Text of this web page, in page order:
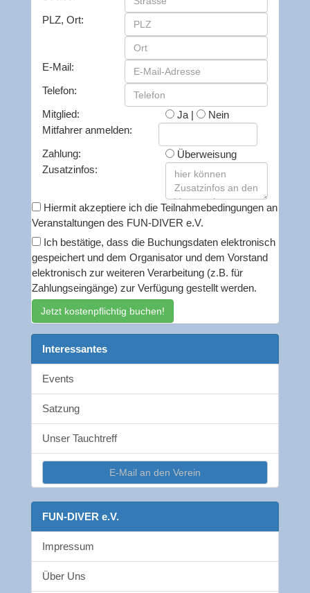
PLZ, Ort:
E-Mail:
Telefon:
Mitglied:
Ja |
Nein
Mitfahrer anmelden:
Zahlung:
Überweisung
Zusatzinfos:
Hiermit akzeptiere ich die Teilnahmebedingungen an
Veranstaltungen des FUN-DIVER e.V.
Ich bestätige, dass die Buchungsdaten elektronisch
gespeichert und dem Organisator und dem Vorstand
elektronisch zur weiteren Verarbeitung (z.B. für
Zahlungseingänge) zur Verfügung gestellt werden.
Jetzt kostenpflichtig buchen!
Interessantes
Events
Satzung
Unser Tauchtreff
E-Mail an den Verein
FUN-DIVER e.V.
Impressum
Über Uns